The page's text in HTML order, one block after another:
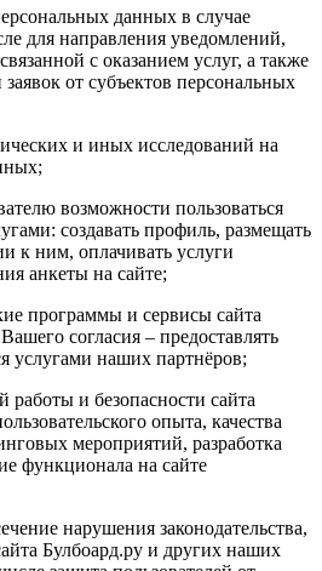
данных в случае
для направления уведомлений,
с оказанием услуг, а также
от субъектов персональных
и иных исследований на
возможности пользоваться
создавать профиль, размещать
к ним, оплачивать услуги
анкеты на сайте;
программы и сервисы сайта
согласия – предоставлять
услугами наших партнёров;
работы и безопасности сайта
опыта, качества
мероприятий, разработка
функционала на сайте
нарушения законодательства,
Булбоард.ру и других наших